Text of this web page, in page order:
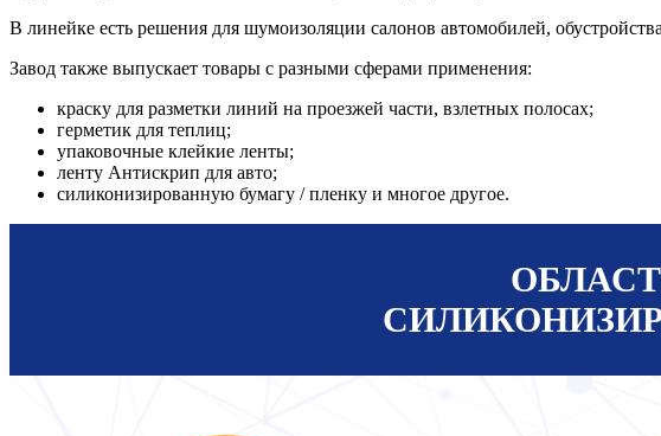
В линейке есть решения для шумоизоляции салонов автомобилей,
Завод также выпускает товары с разными сферами применения:
краску для разметки линий на проезжей части, взлетных полосах;
герметик для теплиц;
упаковочные клейкие ленты;
ленту Антискрип для авто;
силиконизированную бумагу / пленку и многое другое.